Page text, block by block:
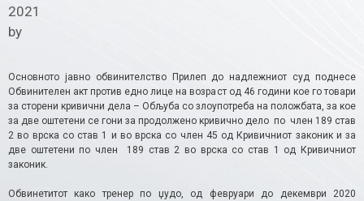
2021
by
Основното јавно обвинителство Прилеп до надлежниот суд поднесе
Обвинителен акт против едно лице на возраст од 46 години кое го товари
за сторени кривични дела – Обљуба со злоупотреба на положбата, за кое
за две оштетени се гони за продолжено кривично дело по член 189 став
2 во врска со став 1 и во врска со член 45 од Кривичниот законик и за
две оштетени по член 189 став 2 во врска со став 1 од Кривичниот
законик.
Обвинетитот како тренер по џудо, од февруари до декември 2020